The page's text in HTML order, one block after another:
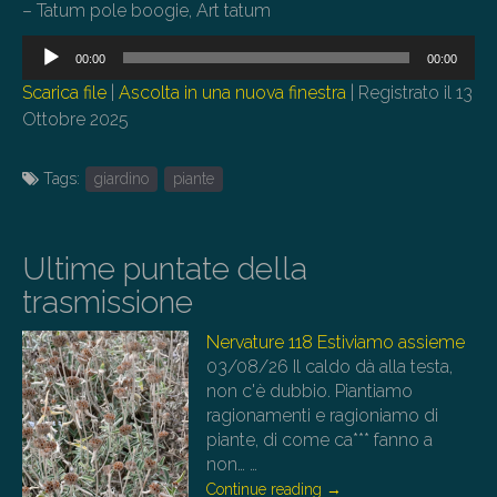
– Tatum pole boogie, Art tatum
Audio
00:00 00:00
Scarica file Ascolta in una nuova finestra
Registrato il 13
Ottobre 2025
Tags: giardino piante
Ultime puntate della
trasmissione
Nervature 118 Estiviamo assieme
03/08/26 Il caldo dà alla testa,
non c'è dubbio. Piantiamo
ragionamenti e ragioniamo di
piante, di come ca*** fanno a
non… …
Continue reading →